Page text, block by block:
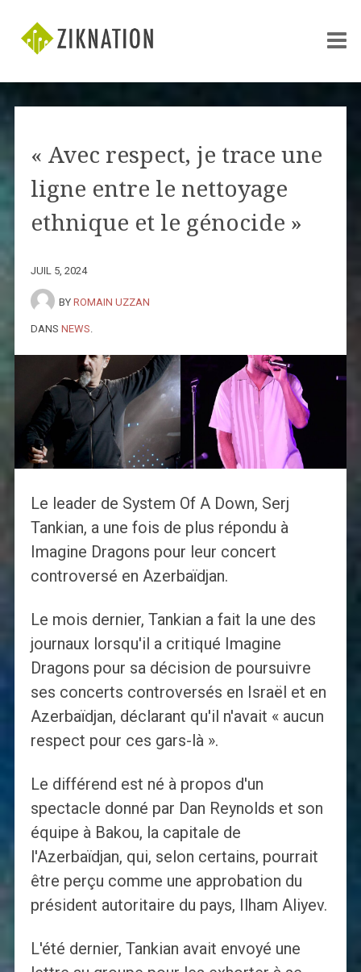
« Avec respect, je trace une
ligne entre le nettoyage
ethnique et le génocide »
JUIL 5, 2024
BY ROMAIN UZZAN
DANS NEWS
Le leader de System Of A Down, Serj
Tankian, a une fois de plus répondu à
Imagine Dragons pour leur concert
controversé en Azerbaïdjan.
Le mois dernier, Tankian a fait la une des
journaux lorsqu'il a critiqué Imagine
Dragons pour sa décision de poursuivre
ses concerts controversés en Israël et en
Azerbaïdjan, déclarant qu'il n'avait « aucun
respect pour ces gars-là ».
Le différend est né à propos d'un
spectacle donné par Dan Reynolds et son
équipe à Bakou, la capitale de
l'Azerbaïdjan, qui, selon certains, pourrait
être perçu comme une approbation du
président autoritaire du pays, Ilham Aliyev.
L'été dernier, Tankian avait envoyé une